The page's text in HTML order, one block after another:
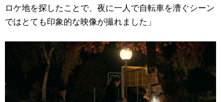
ロケ地を探したことで、夜に一人で自転車を漕ぐシーン
ではとても印象的な映像が撮れました」